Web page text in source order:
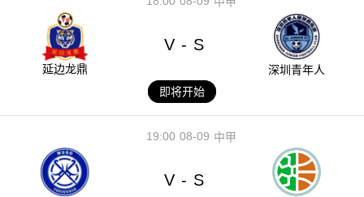
延边龙鼎
V - S
深圳青年人
即将开始
08-09
19:00 中甲
V - S